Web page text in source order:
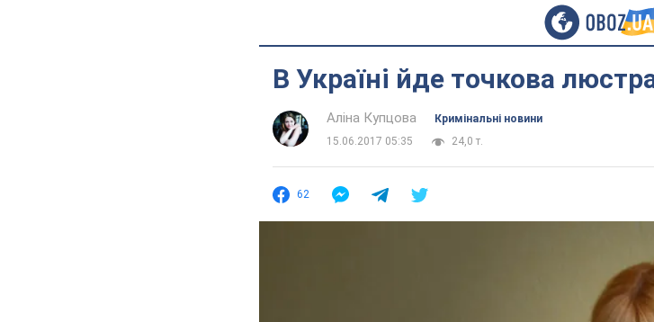
В Україні йде точкова
Аліна Купцова
Кримінальні новини
15.06.2017 05:35
24,0 т.
62